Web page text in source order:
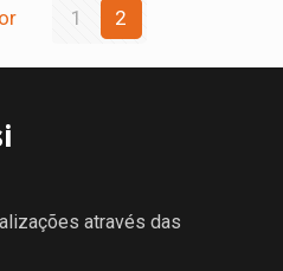
1 2
através das